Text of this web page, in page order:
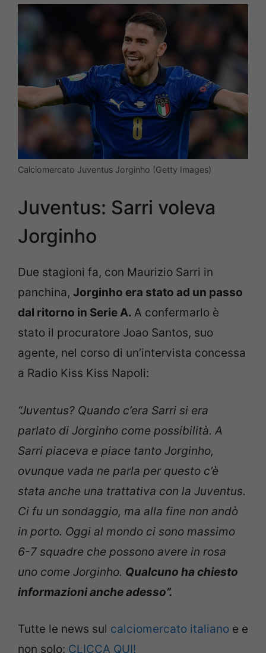
Calciomercato Juventus Jorginho (Getty Images)
Juventus: Sarri voleva
Jorginho
Due stagioni fa, con Maurizio Sarri in
panchina, Jorginho era stato ad un passo
dal ritorno in Serie A. A confermarlo è
stato il procuratore Joao Santos, suo
agente, nel corso di un’intervista concessa
a Radio Kiss Kiss Napoli:
“Juventus? Quando c’era Sarri si era
parlato di Jorginho come possibilità. A
Sarri piaceva e piace tanto Jorginho,
ovunque vada ne parla per questo c’è
stata anche una trattativa con la Juventus.
Ci fu un sondaggio, ma alla fine non andò
in porto. Oggi al mondo ci sono massimo
6-7 squadre che possono avere in rosa
uno come Jorginho. Qualcuno ha chiesto
informazioni anche adesso”.
Tutte le news sul calciomercato italiano e e
non solo: CLICCA QUI!